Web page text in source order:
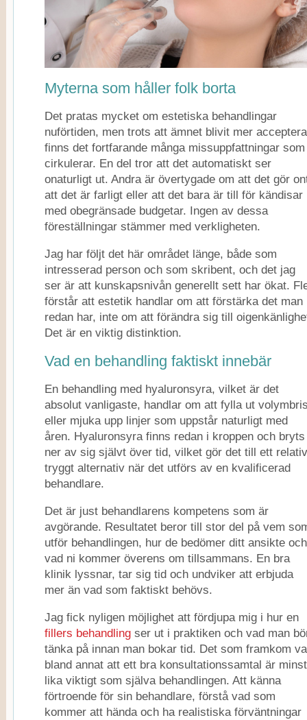
Myterna som håller folk borta
Det pratas mycket om estetiska behandlingar
nuförtiden, men trots att ämnet blivit mer
finns det fortfarande många missuppfattningar som
cirkulerar. En del tror att det automatiskt ser
onaturligt ut. Andra är övertygade om att det gör
att det är farligt eller att det bara är till för kändisar
med obegränsade budgetar. Ingen av dessa
föreställningar stämmer med verkligheten.
Jag har följt det här området länge, både som
intresserad person och som skribent, och det jag
ser är att kunskapsnivån generellt sett har ökat.
förstår att estetik handlar om att förstärka det man
redan har, inte om att förändra sig till
Det är en viktig distinktion.
Vad en behandling faktiskt innebär
En behandling med hyaluronsyra, vilket är det
absolut vanligaste, handlar om att fylla ut
eller mjuka upp linjer som uppstår naturligt med
åren. Hyaluronsyra finns redan i kroppen och bryts
ner av sig självt över tid, vilket gör det till ett
tryggt alternativ när det utförs av en kvalificerad
behandlare.
Det är just behandlarens kompetens som är
avgörande. Resultatet beror till stor del på vem
utför behandlingen, hur de bedömer ditt ansikte och
vad ni kommer överens om tillsammans. En bra
klinik lyssnar, tar sig tid och undviker att erbjuda
mer än vad som faktiskt behövs.
Jag fick nyligen möjlighet att fördjupa mig i hur en
fillers behandlingser ut i praktiken och vad man
tänka på innan man bokar tid. Det som framkom
bland annat att ett bra konsultationssamtal är minst
lika viktigt som själva behandlingen. Att känna
förtroende för sin behandlare, förstå vad som
kommer att hända och ha realistiska förväntningar